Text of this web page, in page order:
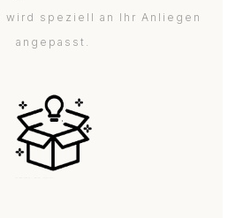
wird speziell an Ihr Anliegen
angepasst.